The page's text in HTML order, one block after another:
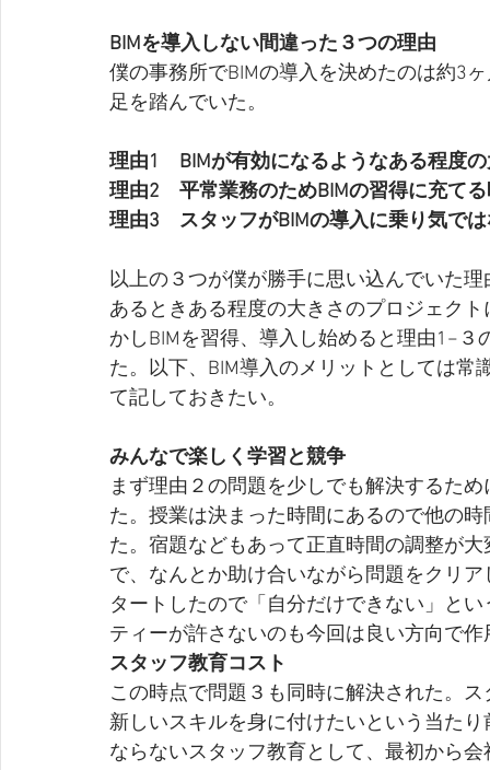
BIMを導入しない間違った３つの理由
僕の事務所でBIMの導入を決めたのは約3
足を踏んでいた。
理由1　BIMが有効になるようなある程度
理由2　平常業務のためBIMの習得に充て
理由3　スタッフがBIMの導入に乗り気で
以上の３つが僕が勝手に思い込んでいた理
あるときある程度の大きさのプロジェク
かしBIMを習得、導入し始めると理由1−
た。以下、BIM導入のメリットとしては
て記しておきたい。
みんなで楽しく学習と競争
まず理由２の問題を少しでも解決するた
た。授業は決まった時間にあるので他の
た。宿題などもあって正直時間の調整が
で、なんとか助け合いながら問題をクリ
タートしたので「自分だけできない」と
ティーが許さないのも今回は良い方向で
スタッフ教育コスト
この時点で問題３も同時に解決された。
新しいスキルを身に付けたいという当た
ならないスタッフ教育として、最初から